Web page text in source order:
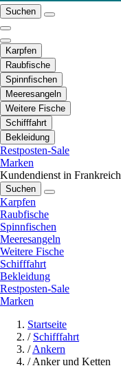
Suchen
Karpfen
Raubfische
Spinnfischen
Meeresangeln
Weitere Fische
Schifffahrt
Bekleidung
Restposten-Sale
Marken
Kundendienst in Frankreich
Suchen
Karpfen
Raubfische
Spinnfischen
Meeresangeln
Weitere Fische
Schifffahrt
Bekleidung
Restposten-Sale
Marken
Startseite
/ Schifffahrt
/ Ankern
/ Anker und Ketten